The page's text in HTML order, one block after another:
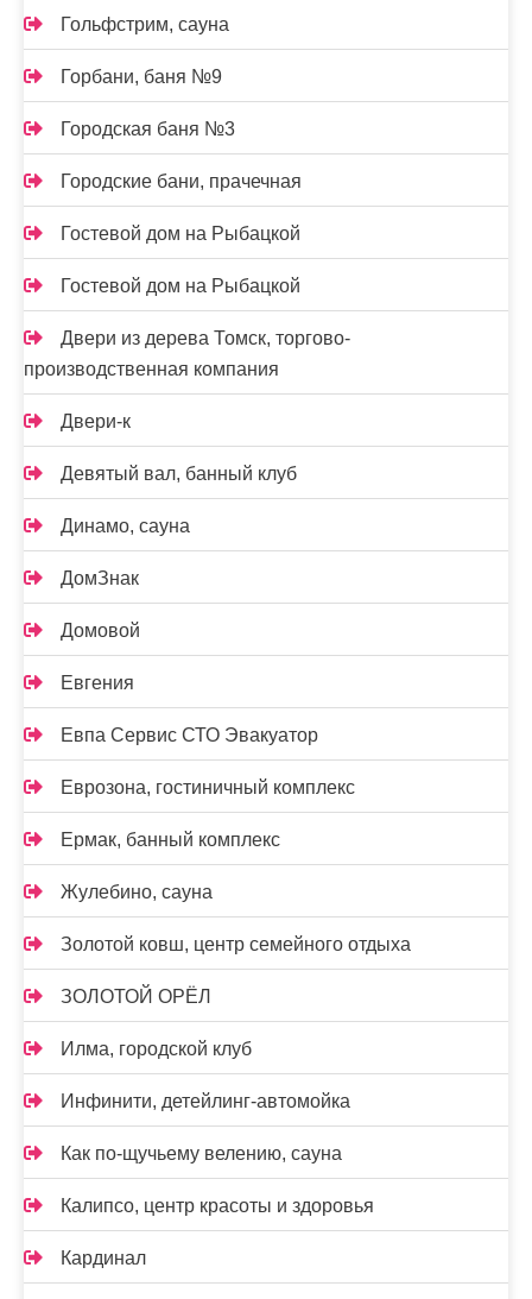
Гольфстрим, сауна
Горбани, баня №9
Городская баня №3
Городские бани, прачечная
Гостевой дом на Рыбацкой
Гостевой дом на Рыбацкой
Двери из дерева Томск, торгово-
производственная компания
Двери-к
Девятый вал, банный клуб
Динамо, сауна
ДомЗнак
Домовой
Евгения
Евпа Сервис СТО Эвакуатор
Еврозона, гостиничный комплекс
Ермак, банный комплекс
Жулебино, сауна
Золотой ковш, центр семейного отдыха
ЗОЛОТОЙ ОРЁЛ
Илма, городской клуб
Инфинити, детейлинг-автомойка
Как по-щучьему велению, сауна
Калипсо, центр красоты и здоровья
Кардинал